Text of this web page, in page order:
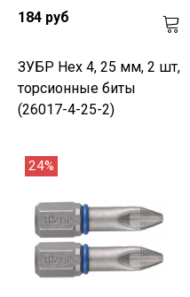
184 руб
ЗУБР Hex 4, 25 мм, 2 шт,
торсионные биты
(26017-4-25-2)
24%